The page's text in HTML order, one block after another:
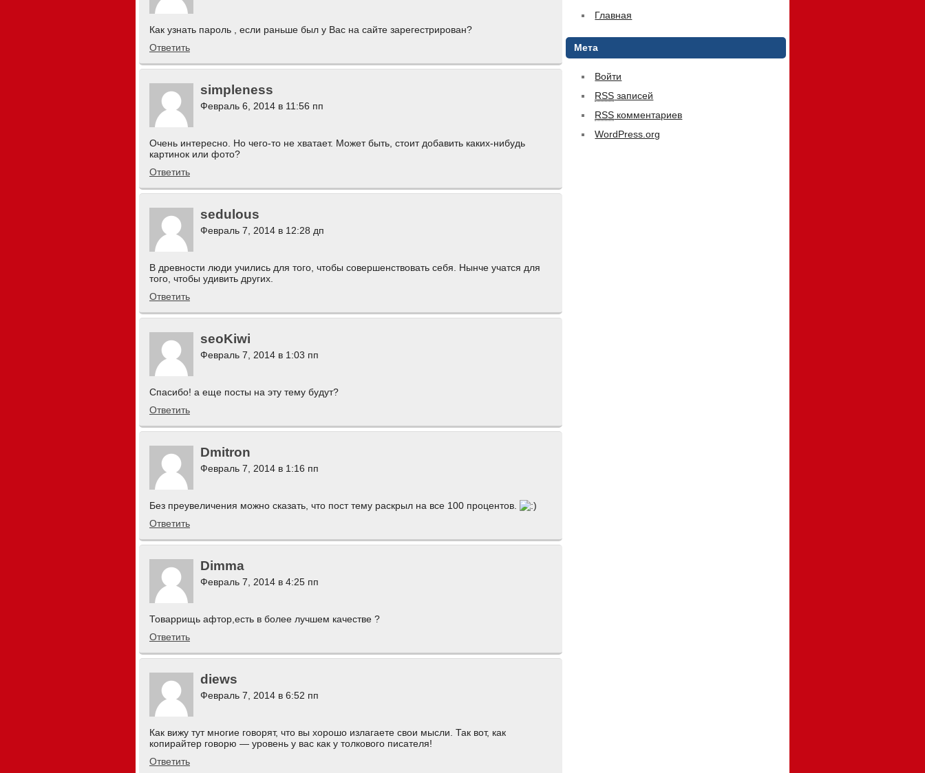
Как узнать пароль , если раньше был у Вас на сайте зарегестрирован?
Ответить
simpleness
Февраль 6, 2014 в 11:56 пп
Очень интересно. Но чего-то не хватает. Может быть, стоит добавить каких-нибудь
картинок или фото?
Ответить
sedulous
Февраль 7, 2014 в 12:28 дп
В древности люди учились для того, чтобы совершенствовать себя. Нынче учатся для
того, чтобы удивить других.
Ответить
seoKiwi
Февраль 7, 2014 в 1:03 пп
Спасибо! а еще посты на эту тему будут?
Ответить
Dmitron
Февраль 7, 2014 в 1:16 пп
Без преувеличения можно сказать, что пост тему раскрыл на все 100 процентов.
Ответить
Dimma
Февраль 7, 2014 в 4:25 пп
Товаррищь афтор,есть в более лучшем качестве ?
Ответить
diews
Февраль 7, 2014 в 6:52 пп
Как вижу тут многие говорят, что вы хорошо излагаете свои мысли. Так вот, как
копирайтер говорю — уровень у вас как у толкового писателя!
Ответить
Главная
Мета
Войти
RSS записей
RSS комментариев
WordPress.org